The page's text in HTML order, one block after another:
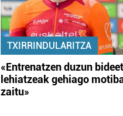
TXIRRINDULARITZA
«Entrenatzen duzun
lehiatzeak gehiago
zaitu»